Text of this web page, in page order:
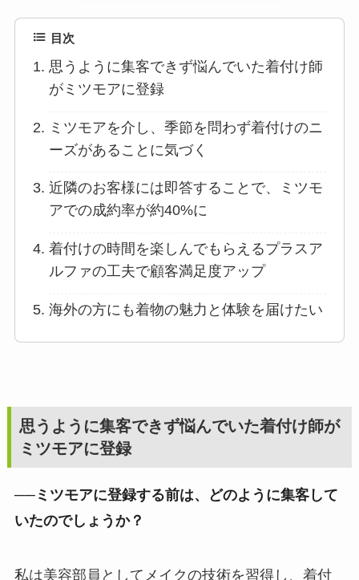
目次
思うように集客できず悩んでいた着付け師
がミツモアに登録
ミツモアを介し、季節を問わず着付けのニ
ーズがあることに気づく
近隣のお客様には即答することで、ミツモ
アでの成約率が約40%に
着付けの時間を楽しんでもらえるプラスア
ルファの工夫で顧客満足度アップ
海外の方にも着物の魅力と体験を届けたい
思うように集客できず悩んでいた着付け師が
ミツモアに登録
──ミツモアに登録する前は、どのように集客して
いたのでしょうか？
私は美容部員としてメイクの技術を習得し、着付